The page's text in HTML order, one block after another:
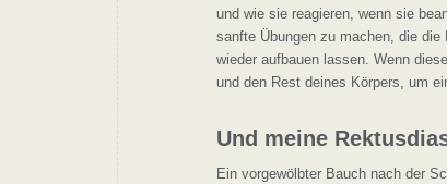
und wie sie reagieren, wenn sie
sanfte Übungen zu machen, die
wieder aufbauen lassen. Wenn
und den Rest deines Körpers, um
Und meine
Ein vorgewölbter Bauch nach der